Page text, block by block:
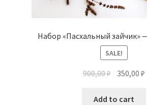
Набор «Пасхальный зайчик»
SALE!
900,00₽ 350,00₽
Add to cart